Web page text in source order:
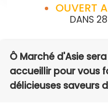
OUVERT
DANS
Ô Marché d'Asie
accueillir pour vous
délicieuses saveurs